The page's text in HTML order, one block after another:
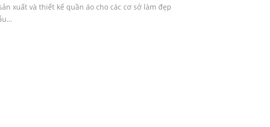
xuất và thiết kế quần áo cho các cơ sở làm đẹp